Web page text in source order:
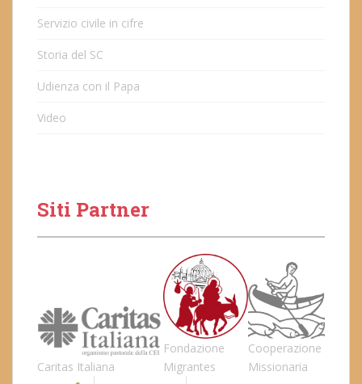
Servizio civile in cifre
Storia del SC
Udienza con il Papa
Video
Siti Partner
Caritas Italiana
Fondazione
Migrantes
Cooperazione
Missionaria